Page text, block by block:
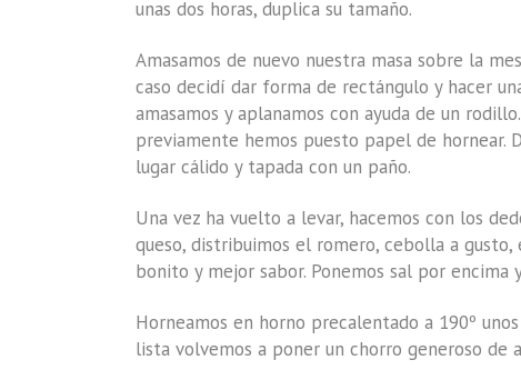
unas dos horas, duplica su tamaño.
Amasamos de nuevo nuestra masa sobre la
caso decidí dar forma de rectángulo y hacer
amasamos y aplanamos con ayuda de un
previamente hemos puesto papel de hornear.
lugar cálido y tapada con un paño.
Una vez ha vuelto a levar, hacemos con los
queso, distribuimos el romero, cebolla a
bonito y mejor sabor. Ponemos sal por
Horneamos en horno precalentado a 190º
lista volvemos a poner un chorro generoso de